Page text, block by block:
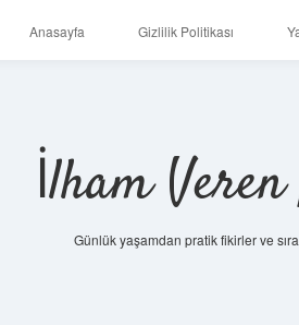
Anasayfa Gizlilik Politikası
İlham
Günlük yaşamdan pratik fikirler ve